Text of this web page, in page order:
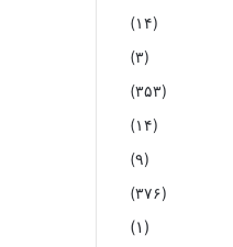
(۱۴)
(۳)
(۳۵۳)
(۱۴)
(۹)
(۳۷۶)
(۱)